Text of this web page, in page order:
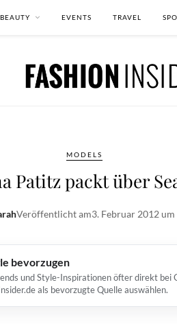
BEAUTY EVENTS TRAVEL
MODELS
Patitz packt über
Veröffentlicht am3. Februar 2012
bevorzugen
und Style-Inspirationen öfter direkt bei
als bevorzugte Quelle auswählen.